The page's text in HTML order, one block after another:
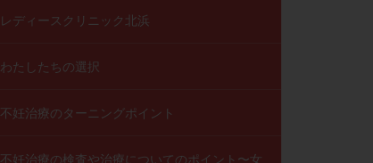
レディースクリニック北浜
わたしたちの選択
不妊治療のターニングポイント
不妊治療の検査や治療についてのポイント〜女